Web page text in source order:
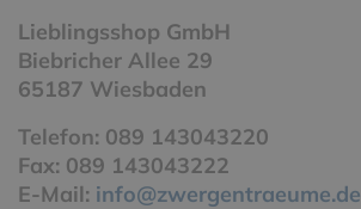
Lieblingsshop GmbH
Biebricher Allee 29
65187 Wiesbaden
Telefon: 089 143043220
Fax: 089 143043222
E-Mail: info@zwergentraeume.de